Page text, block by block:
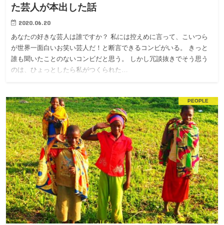
た芸人が本出した話
2020.06.20
あなたの好きな芸人は誰ですか？ 私には控えめに言って、こいつら
が世界一面白いお笑い芸人だ！と断言できるコンビがいる。 きっと
誰も聞いたことのないコンビだと思う。 しかし冗談抜きでそう思う
のは、ひょっとしたら私がつくられた…
PEOPLE